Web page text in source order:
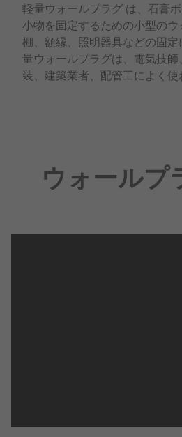
軽量ウォールプラグ は、石膏
小物を固定するための小型のウ
棚、額縁、照明器具などの固
量ウォールプラグは、電気技
装、建築業者、配管工によく使
ウォールプ